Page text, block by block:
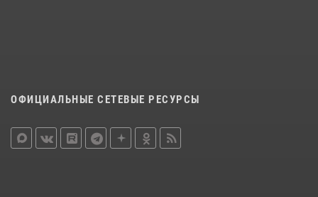
ОФИЦИАЛЬНЫЕ СЕТЕВЫЕ РЕСУРСЫ